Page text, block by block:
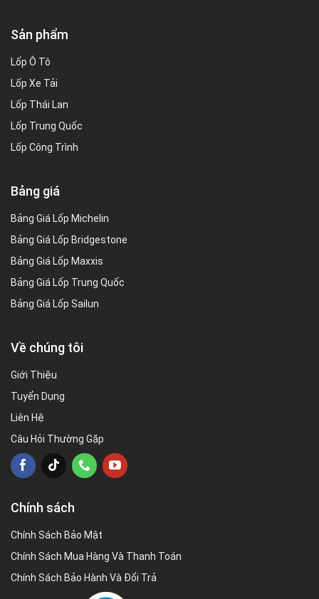
Sản phẩm
Lốp Ô Tô
Lốp Xe Tải
Lốp Thái Lan
Lốp Trung Quốc
Lốp Công Trình
Bảng giá
Bảng Giá Lốp Michelin
Bảng Giá Lốp Bridgestone
Bảng Giá Lốp Maxxis
Bảng Giá Lốp Trung Quốc
Bảng Giá Lốp Sailun
Về chúng tôi
Giới Thiệu
Tuyển Dụng
Liên Hệ
Câu Hỏi Thường Gặp
Chính sách
Chính Sách Bảo Mật
Chính Sách Mua Hàng Và Thanh Toán
Chính Sách Bảo Hành Và Đổi Trả